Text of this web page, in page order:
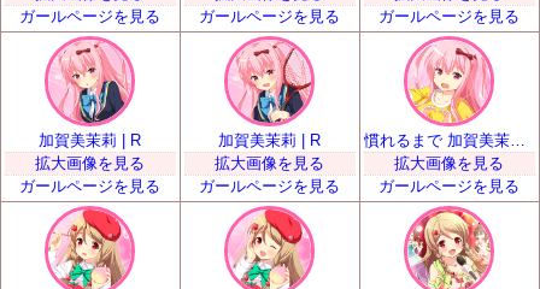
ガールページを見る
ガールページを見る
ガールページを見る
加賀美茉莉 | R
拡大画像を見る
ガールページを見る
加賀美茉莉 | R
拡大画像を見る
ガールページを見る
慣れるまで 加賀美茉莉 | SR
拡大画像を見る
ガールページを見る